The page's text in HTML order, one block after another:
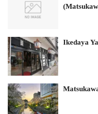
Ikedaya